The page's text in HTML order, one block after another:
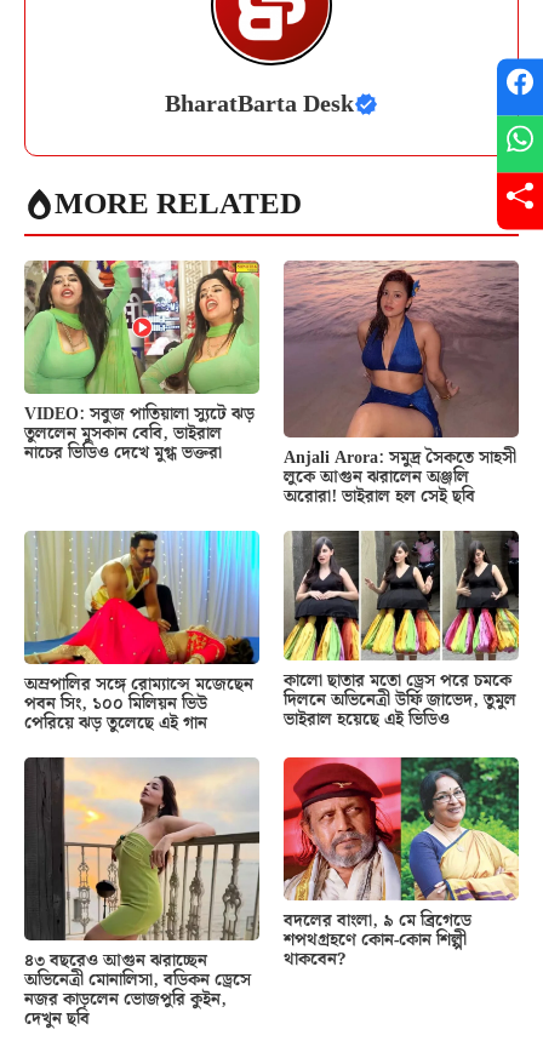
BharatBarta Desk
MORE RELATED
VIDEO: সবুজ পাতিয়ালা স্যুটে ঝড়
তুললেন মুসকান বেবি, ভাইরাল
নাচের ভিডিও দেখে মুগ্ধ ভক্তরা Anjali Arora: সমুদ্র সৈকতে সাহসী
লুকে আগুন ঝরালেন অঞ্জলি
অরোরা! ভাইরাল হল সেই ছবি
অম্রপালির সঙ্গে রোম্যান্সে মজেছেন
পবন সিং, ১০০ মিলিয়ন ভিউ
পেরিয়ে ঝড় তুলেছে এই গান
কালো ছাতার মতো ড্রেস পরে চমকে
দিলনে অভিনেত্রী উর্ফি জাভেদ, তুমুল
ভাইরাল হয়েছে এই ভিডিও
৪৩ বছরেও আগুন ঝরাচ্ছেন
অভিনেত্রী মোনালিসা, বডিকন ড্রেসে
নজর কাড়লেন ভোজপুরি কুইন,
দেখুন ছবি
বদলের বাংলা, ৯ মে ব্রিগেডে
শপথগ্রহণে কোন-কোন শিল্পী
থাকবেন?